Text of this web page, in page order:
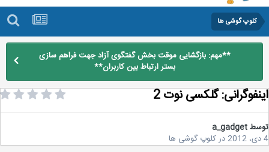
کلوپ گوشی ها
**مهم: بازگشایی موقت بخش گفتگوی آزاد جهت فراهم سازی
بستر ارتباط بین کاربران**
گلکسی نوت 2
a_gadget
درکلوپ گوشی ها